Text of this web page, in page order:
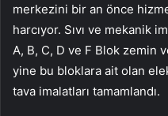
merkezini bir an önce
harcıyor. Sıvı ve mekanik
A, B, C, D ve F Blok zemin
yine bu bloklara ait olan
tava imalatları tamamlandı.